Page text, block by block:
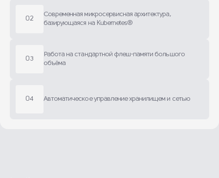
02
Современная микросервисная архитектура,
базирующаяся на Kubernetes®
03
Работа на стандартной флеш-памяти большого
объёма
04 Автоматическое управление хранилищем и сетью